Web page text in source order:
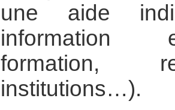
une aide
information
formation,
institutions…).